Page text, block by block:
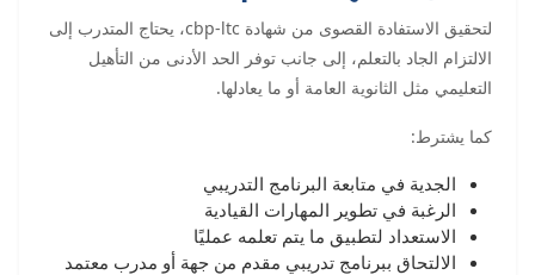
لتحقيق الاستفادة القصوى من شهادة cbp-ltc، يحتاج المتدرب إلى
الالتزام الجاد بالتعلم، إلى جانب توفر الحد الأدنى من التأهيل
التعليمي مثل الثانوية العامة أو ما يعادلها.
كما يشترط:
الجدية في متابعة البرنامج التدريبي
الرغبة في تطوير المهارات القيادية
الاستعداد لتطبيق ما يتم تعلمه عمليًا
الالتحاق ببرنامج تدريبي مقدم من جهة أو مدرب معتمد